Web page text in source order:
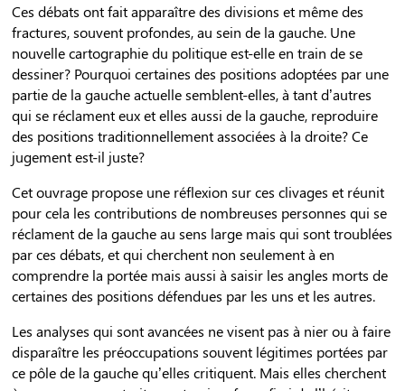
Ces débats ont fait apparaître des divisions et même des
fractures, souvent profondes, au sein de la gauche. Une
nouvelle cartographie du politique est-elle en train de se
dessiner? Pourquoi certaines des positions adoptées par une
partie de la gauche actuelle semblent-elles, à tant d’autres
qui se réclament eux et elles aussi de la gauche, reproduire
des positions traditionnellement associées à la droite? Ce
jugement est-il juste?
Cet ouvrage propose une réflexion sur ces clivages et réunit
pour cela les contributions de nombreuses personnes qui se
réclament de la gauche au sens large mais qui sont troublées
par ces débats, et qui cherchent non seulement à en
comprendre la portée mais aussi à saisir les angles morts de
certaines des positions défendues par les uns et les autres.
Les analyses qui sont avancées ne visent pas à nier ou à faire
disparaître les préoccupations souvent légitimes portées par
ce pôle de la gauche qu’elles critiquent. Mais elles cherchent